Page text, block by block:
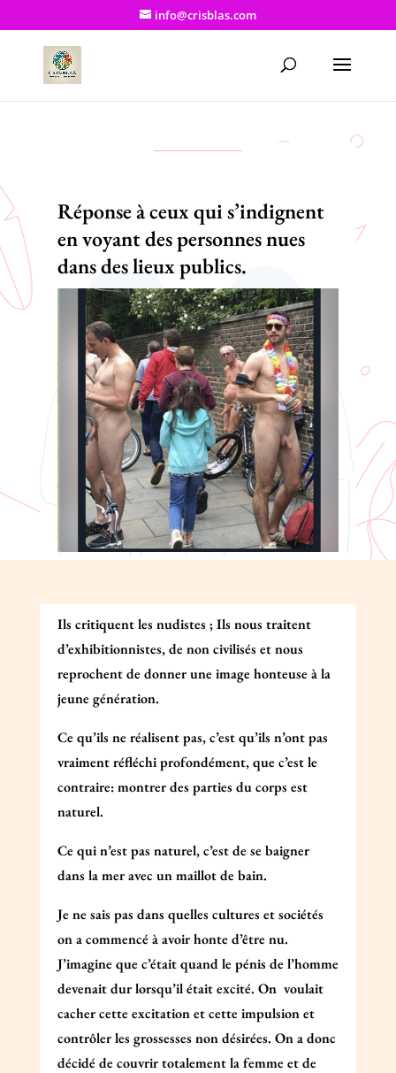
info@crisblas.com
Réponse à ceux qui s’indignent
en voyant des personnes nues
dans des lieux publics.
Ils critiquent les nudistes ; Ils nous traitent
d’exhibitionnistes, de non civilisés et nous
reprochent de donner une image honteuse à la
jeune génération.
Ce qu’ils ne réalisent pas, c’est qu’ils n’ont pas
vraiment réfléchi profondément, que c’est le
contraire: montrer des parties du corps est
naturel.
Ce qui n’est pas naturel, c’est de se baigner
dans la mer avec un maillot de bain.
Je ne sais pas dans quelles cultures et sociétés
on a commencé à avoir honte d’être nu.
J’imagine que c’était quand le pénis de l’homme
devenait dur lorsqu’il était excité. On voulait
cacher cette excitation et cette impulsion et
contrôler les grossesses non désirées. On a donc
décidé de couvrir totalement la femme et de